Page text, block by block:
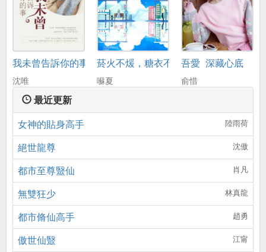
我未曾告訴你的事
沈唯
菸火不煖，糖衣不甜
囌夏
吾愛_深藏心底
俞惜
最近更新
女神的貼身高手
陸雨荷
絕世龍尊 沈傲
都市至尊毉仙 肖凡
無雙狂少 林真龍
都市脩仙高手 趙勇
傲世仙毉 江甯